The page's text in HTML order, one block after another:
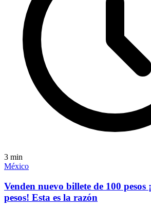
3 min
México
Venden nuevo billete de 100 pesos
pesos! Esta es la razón